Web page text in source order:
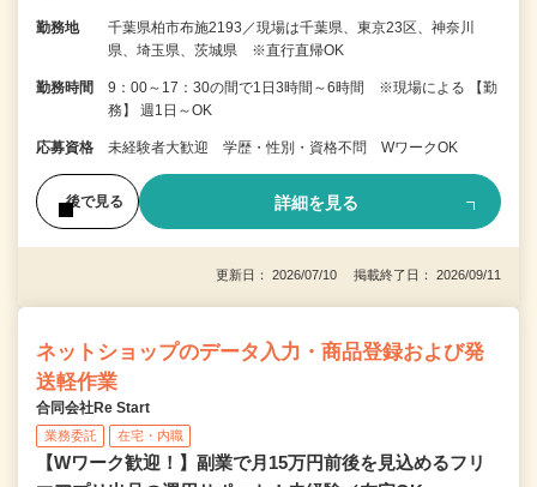
勤務地
千葉県柏市布施2193／現場は千葉県、東京23区、神奈川
県、埼玉県、茨城県 ※直行直帰OK
勤務時間
9：00～17：30の間で1日3時間～6時間 ※現場による 【勤
務】 週1日～OK
応募資格 未経験者大歓迎 学歴・性別・資格不問 WワークOK
後で見る 詳細を見る
更新日： 2026/07/10 掲載終了日： 2026/09/11
ネットショップのデータ入力・商品登録および発
送軽作業
合同会社Re Start
業務委託 在宅・内職
【Wワーク歓迎！】副業で月15万円前後を見込めるフリ